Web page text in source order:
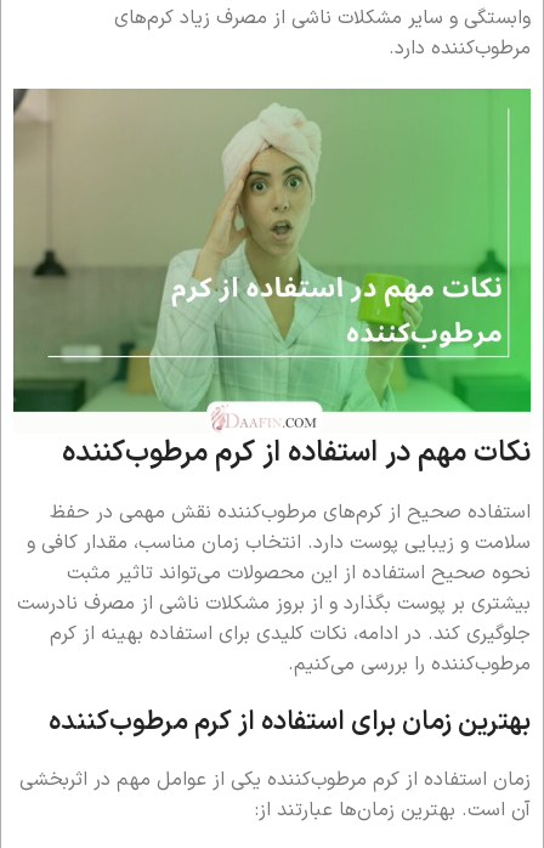
وابستگی و سایر مشکلات ناشی از مصرف زیاد کرم‌های
مرطوب‌کننده دارد.
نکات مهم در استفاده از کرم مرطوب‌کننده
استفاده صحیح از کرم‌های مرطوب‌کننده نقش مهمی در حفظ
سلامت و زیبایی پوست دارد. انتخاب زمان مناسب، مقدار کافی و
نحوه صحیح استفاده از این محصولات می‌تواند تاثیر مثبت
بیشتری بر پوست بگذارد و از بروز مشکلات ناشی از مصرف نادرست
جلوگیری کند. در ادامه، نکات کلیدی برای استفاده بهینه از کرم
مرطوب‌کننده را بررسی می‌کنیم.
بهترین زمان برای استفاده از کرم مرطوب‌کننده
زمان استفاده از کرم مرطوب‌کننده یکی از عوامل مهم در اثربخشی
آن است. بهترین زمان‌ها عبارتند از: